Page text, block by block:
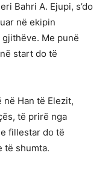
Bahri A. Ejupi, s’do
në ekipin
Me punë
start do të
Han të Elezit,
të prirë nga
fillestar do të
të shumta.